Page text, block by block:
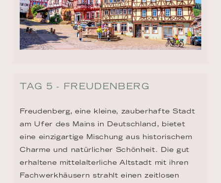
TAG 5 - FREUDENBERG
Freudenberg, eine kleine, zauberhafte Stadt
am Ufer des Mains in Deutschland, bietet
eine einzigartige Mischung aus historischem
Charme und natürlicher Schönheit. Die gut
erhaltene mittelalterliche Altstadt mit ihren
Fachwerkhäusern strahlt einen zeitlosen